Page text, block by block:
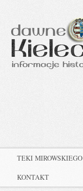
TEKI MIROWSKIEGO
KONTAKT